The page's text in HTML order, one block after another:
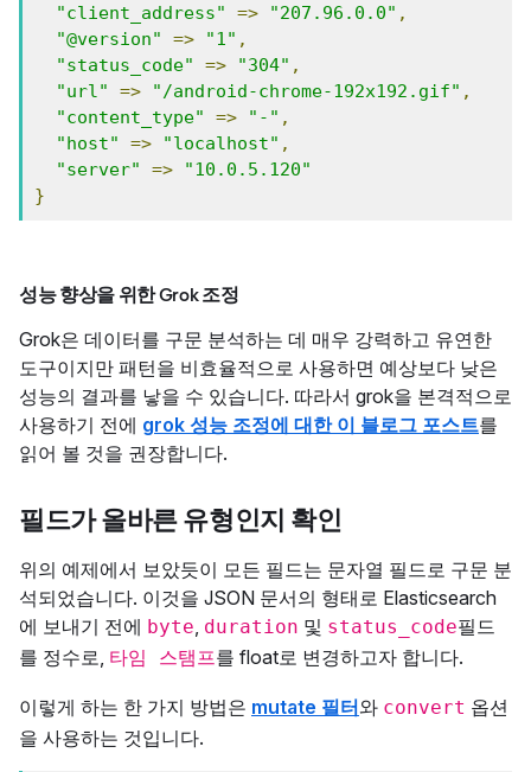
"client_address"
=> "207.96.0.0" ,
"@version"
=> "1" ,
"status_code"
=> "304" ,
"url"
=> "/android-chrome-192x192.gif" ,
"content_type"
=> "-" ,
"host"
=> "localhost" ,
"server"
=>
"10.0.5.120"
}
성능 향상을 위한 Grok 조정
Grok은 데이터를 구문 분석하는 데 매우 강력하고 유연한
도구이지만 패턴을 비효율적으로 사용하면 예상보다 낮은
성능의 결과를 낳을 수 있습니다. 따라서 grok을 본격적으로
사용하기 전에 grok 성능 조정에 대한 이 블로그 포스트를
읽어 볼 것을 권장합니다.
필드가 올바른 유형인지 확인
위의 예제에서 보았듯이 모든 필드는 문자열 필드로 구문 분
석되었습니다. 이것을 JSON 문서의 형태로 Elasticsearch
에 보내기 전에 byte duration 및 status_code필드
를 정수로, 타임 스탬프를 float로 변경하고자 합니다.
이렇게 하는 한 가지 방법은 mutate 필터와 convert 옵션
을 사용하는 것입니다.